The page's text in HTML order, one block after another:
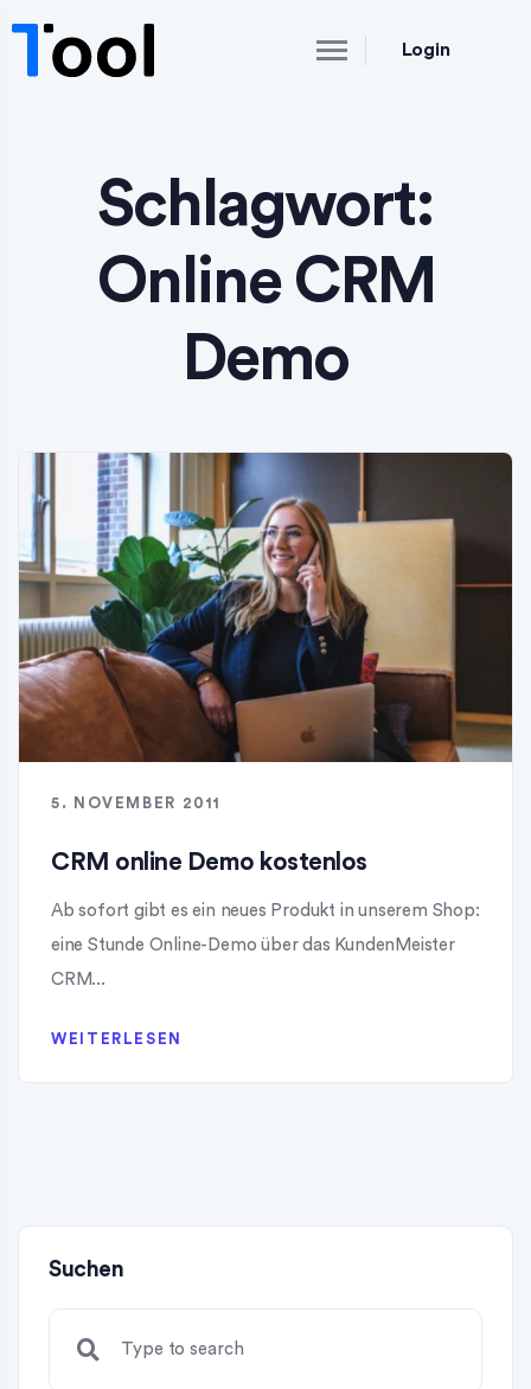
Login
Schlagwort:
Online CRM
Demo
5. NOVEMBER 2011
CRM online Demo kostenlos
Ab sofort gibt es ein neues Produkt in unserem Shop:
eine Stunde Online-Demo über das KundenMeister
CRM...
WEITERLESEN
Suchen